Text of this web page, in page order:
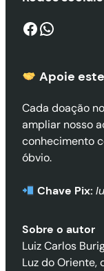
Facebook WhatsApp
Apoie
Cada doação
ampliar nosso
conhecimento
óbvio.
Chave Pix:
Sobre o autor
Luiz Carlos
Luz do Oriente,